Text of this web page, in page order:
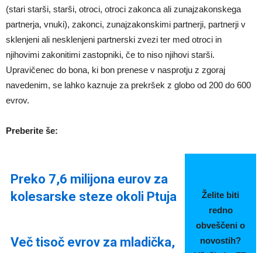
(stari starši, starši, otroci, otroci zakonca ali zunajzakonskega
partnerja, vnuki), zakonci, zunajzakonskimi partnerji, partnerji v
sklenjeni ali nesklenjeni partnerski zvezi ter med otroci in
njihovimi zakonitimi zastopniki, če to niso njihovi starši.
Upravičenec do bona, ki bon prenese v nasprotju z zgoraj
navedenim, se lahko kaznuje za prekršek z globo od 200 do 600
evrov.
Preberite še:
Preko 7,6 milijona eurov za
kolesarske steze okoli Ptuja
Želite biti
redno
obveščeni o
novostih?
Več tisoč evrov za mladička,